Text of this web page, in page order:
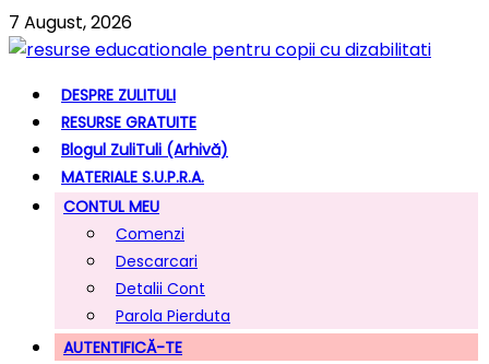
7 August, 2026
DESPRE ZULITULI
RESURSE GRATUITE
Blogul ZuliTuli (arhivă)
MATERIALE S.U.P.R.A.
CONTUL MEU
Comenzi
Descarcari
Detalii Cont
Parola Pierduta
AUTENTIFICĂ-TE